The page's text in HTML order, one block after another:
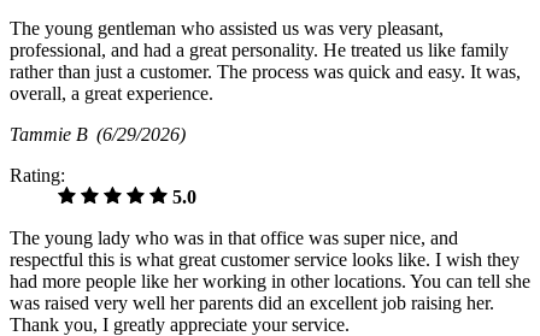
The young gentleman who assisted us was very pleasant,
professional, and had a great personality. He treated us like family
rather than just a customer. The process was quick and easy. It was,
overall, a great experience.
Tammie B (6/29/2026)
Rating:
5.0
The young lady who was in that office was super nice, and
respectful this is what great customer service looks like. I wish they
had more people like her working in other locations. You can tell she
was raised very well her parents did an excellent job raising her.
Thank you, I greatly appreciate your service.